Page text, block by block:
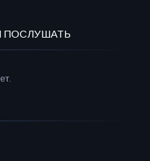
ПОСЛУШАТЬ